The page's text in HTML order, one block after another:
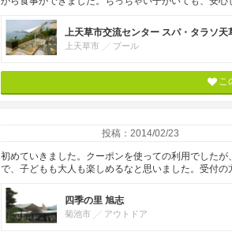
上天草市交流センター スパ・タラソ天
上天草市 プール
こ
投稿：2014/02/23
初めていきました。クーポンを使っての利用でした
で、子どもも大人も楽しめるなと思いました。受付の
四季の里 旭志
菊池市 アウトドア